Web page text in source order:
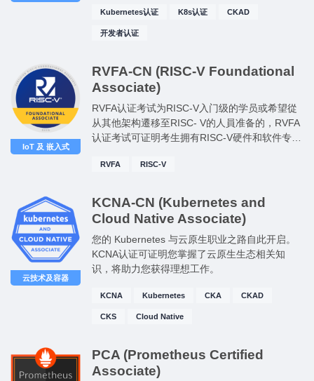
Kubernetes认证 K8s认证 CKAD
开发者认证
IoT 及 嵌入式
RVFA-CN (RISC-V Foundational
Associate)
RVFA认证考试为RISC-V入门级的学员或希望從
从其他架构遷移至RISC- V的人員准备的，RVFA
认证考试可证明考生拥有RISC-V硬件和软件专业
有者具備RISC-V汇编语言编写、调试、优化和编
理解RISC-V调用约定的能力。
RVFA RISC-V
云技术及容器
KCNA-CN (Kubernetes and
Cloud Native Associate)
您的 Kubernetes 与云原生职业之路自此开启。
KCNA认证可证明您掌握了云原生生态相关知
识，将助力您获得理想工作。
KCNA Kubernetes CKA CKAD
CKS Cloud Native
PCA (Prometheus Certified
Associate)